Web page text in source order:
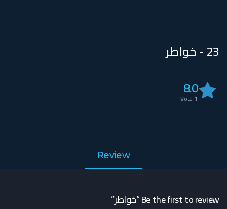
23 - خواطر
8.0
1
Review
Be the first to review “خواطر”